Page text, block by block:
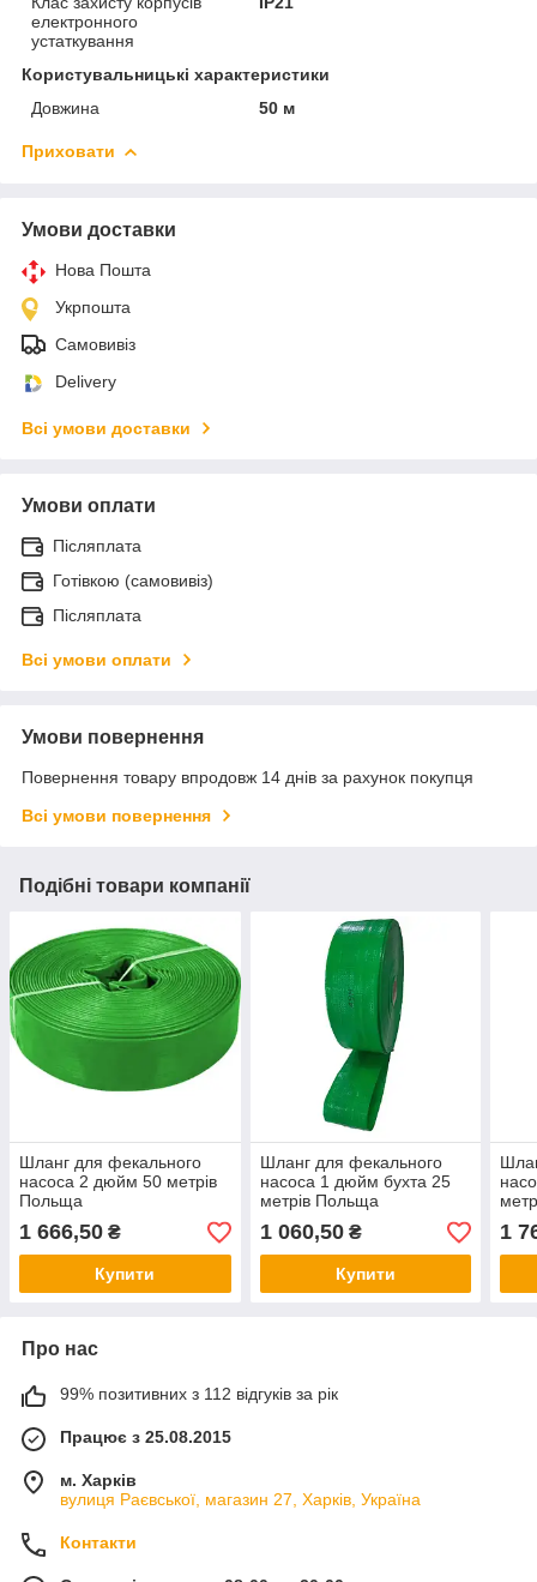
електронного
устаткування
Користувальницькі характеристики
Довжина
50 м
Приховати
Умови доставки
Нова Пошта
Укрпошта
Самовивіз
Delivery
Всі умови доставки
Умови оплати
Післяплата
Готівкою (самовивіз)
Післяплата
Всі умови оплати
Умови повернення
Повернення товару впродовж 14 днів за рахунок покупця
Всі умови повернення
Подібні товари компанії
Шланг для фекального
насоса 2 дюйм 50 метрів
Польща
1 666,50 ₴
Купити
Шланг для фекального
насоса 1 дюйм бухта 25
метрів Польща
1 060,50₴
Купити
1
Про нас
99% позитивних з 112 відгуків за рік
Працює з 25.08.2015
м. Харків
вулиця Раєвської, магазин 27, Харків, Україна
Контакти